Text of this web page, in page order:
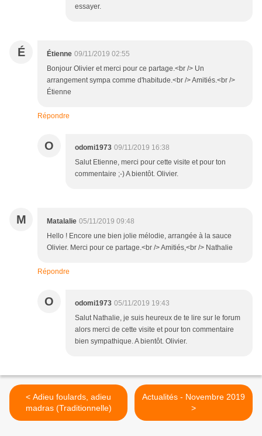
essayer.
É Étienne 09/11/2019 02:55
Bonjour Olivier et merci pour ce partage.<br /> Un
arrangement sympa comme d'habitude.<br /> Amitiés.<br />
Étienne
Répondre
O odomi1973 09/11/2019 16:38
Salut Etienne, merci pour cette visite et pour ton
commentaire ;-) A bientôt. Olivier.
M Matalalie 05/11/2019 09:48
Hello ! Encore une bien jolie mélodie, arrangée à la sauce
Olivier. Merci pour ce partage.<br /> Amitiés,<br /> Nathalie
Répondre
O odomi1973 05/11/2019 19:43
Salut Nathalie, je suis heureux de te lire sur le forum
alors merci de cette visite et pour ton commentaire
bien sympathique. A bientôt. Olivier.
< Adieu foulards, adieu
madras (Traditionnelle)
Actualités - Novembre 2019
>